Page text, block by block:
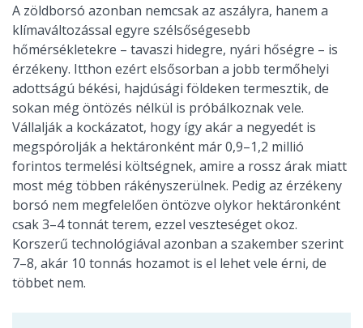
A zöldborsó azonban nemcsak az aszályra, hanem a
klímaváltozással egyre szélsőségesebb
hőmérsékletekre – tavaszi hidegre, nyári hőségre – is
érzékeny. Itthon ezért elsősorban a jobb termőhelyi
adottságú békési, hajdúsági földeken termesztik, de
sokan még öntözés nélkül is próbálkoznak vele.
Vállalják a kockázatot, hogy így akár a negyedét is
megspórolják a hektáronként már 0,9–1,2 millió
forintos termelési költségnek, amire a rossz árak miatt
most még többen rákényszerülnek. Pedig az érzékeny
borsó nem megfelelően öntözve olykor hektáronként
csak 3–4 tonnát terem, ezzel veszteséget okoz.
Korszerű technológiával azonban a szakember szerint
7–8, akár 10 tonnás hozamot is el lehet vele érni, de
többet nem.